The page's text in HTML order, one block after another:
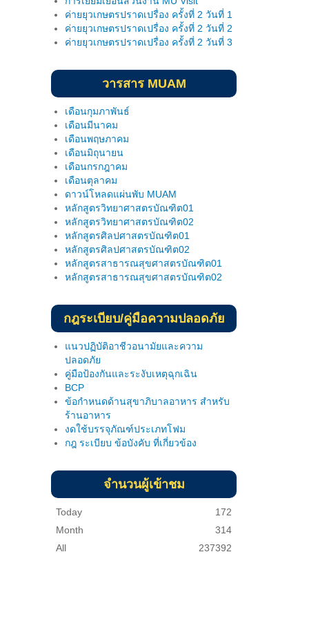
ค่ายยุวเกษตรปราดเปรื่อง ครั้งที่ 2 วันที่ 1
ค่ายยุวเกษตรปราดเปรื่อง ครั้งที่ 2 วันที่ 2
ค่ายยุวเกษตรปราดเปรื่อง ครั้งที่ 2 วันที่ 3
วารสาร MUAM
เดือนกุมภาพันธ์
เดือนมีนาคม
เดือนพฤษภาคม
เดือนมิถุนายน
เดือนกรกฎาคม
เดือนตุลาคม
ดาวน์โหลดแผ่นพับ MUAM
หลักสูตรวิทยาศาสตรบัณฑิต01
หลักสูตรวิทยาศาสตรบัณฑิต02
หลักสูตรศิลปศาสตรบัณฑิต01
หลักสูตรศิลปศาสตรบัณฑิต02
หลักสูตรสาธารณสุขศาสตรบัณฑิต01
หลักสูตรสาธารณสุขศาสตรบัณฑิต02
กฎระเบียบ/คู่มือความปลอดภัย
แนวปฏิบัติอาชีวอนามัยและความ
ปลอดภัย
คู่มือป้องกันและระงับเหตุฉุกเฉิน
BCP
ข้อกำหนดด้านสุขาภิบาลอาหาร สำหรับ
ร้านอาหาร
งดใช้บรรจุภัณฑ์ประเภทโฟม
กฎ ระเบียบ ข้อบังคับ ที่เกี่ยวข้อง
จำนวนผู้เข้าชม